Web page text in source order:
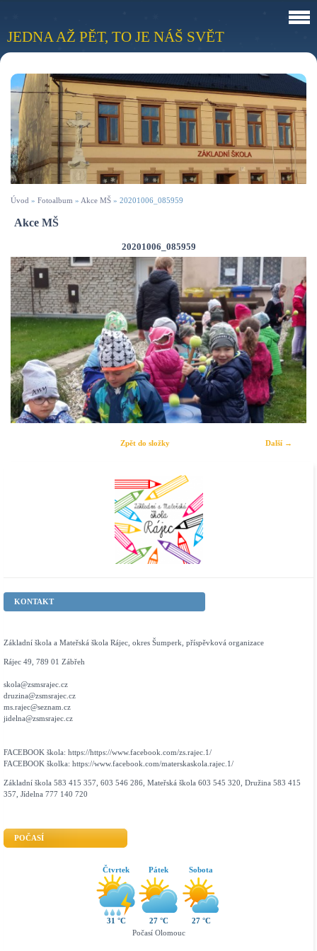
JEDNA AŽ PĚT, TO JE NÁŠ SVĚT
Úvod » Fotoalbum » Akce MŠ » 20201006_085959
Akce MŠ
20201006_085959
Další →
Zpět do složky
KONTAKT
Základní škola a Mateřská škola Rájec, okres Šumperk, příspěvková organizace
Rájec 49, 789 01 Zábřeh
skola@zsmsrajec.cz
druzina@zsmsrajec.cz
ms.rajec@seznam.cz
jidelna@zsmsrajec.cz
FACEBOOK škola: https://https://www.facebook.com/zs.rajec.1/
FACEBOOK školka: https://www.facebook.com/materskaskola.rajec.1/
Základní škola 583 415 357, 603 546 286, Mateřská škola 603 545 320, Družina 583 415
357, Jídelna 777 140 720
POČASÍ
Čtvrtek
31 °C
Pátek
27 °C
Sobota
27 °C
Počasí Olomouc